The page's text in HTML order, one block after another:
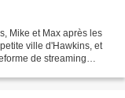
Mike et Max après les
ville d'Hawkins, et
de streaming